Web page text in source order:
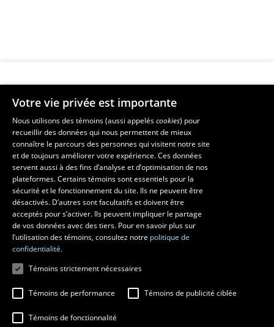
Faculté de musique
Pavillon Louis-Jacques-Casault
1055, avenue du Séminaire, Québec (Québec)  G1V 0A6
Téléphone: 418 656-7061
Suivez-nous sur Facebook
Suivez-nous sur YouTube
Votre vie privée est importante
Nous utilisons des témoins (aussi appeléscookies) pour
recueillir des données qui nous permettent de mieux
connaître le parcours des personnes qui visitent notre site
et de toujours améliorer votre expérience. Ces données
servent aussi à des fins d’analyse et d’optimisation de nos
plateformes. Certains témoins sont essentiels pour la
sécurité et le fonctionnement du site. Ils ne peuvent être
désactivés. D’autres sont facultatifs et doivent être
acceptés pour s’activer. Ils peuvent impliquer le partage
de vos données avec des tiers. Pour en savoir plus sur
l’utilisation des témoins, consultez notre politique de
confidentialité.
Témoins strictement nécessaires
Témoins de performance Témoins de publicité ciblée
Témoins de fonctionnalité